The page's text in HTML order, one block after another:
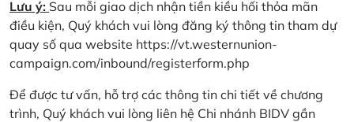
Lưu ý: Sau mỗi giao dịch nhận tiền kiều hối thỏa mãn
điều kiện, Quý khách vui lòng đăng ký thông tin tham dự
quay số qua website https://vt.westernunion-
campaign.com/inbound/registerform.php
Để được tư vấn, hỗ trợ các thông tin chi tiết về chương
trình, Quý khách vui lòng liên hệ Chi nhánh BIDV gần